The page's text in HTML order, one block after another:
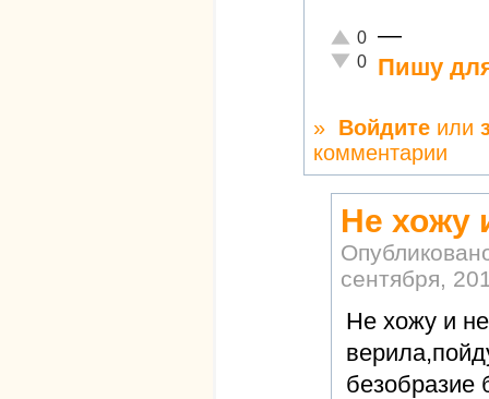
Отлично!
0
Неадекватно!
0
—
Пишу
» Войдите или
комментарии
Не хожу
сентября,
Не хожу и
безобразие